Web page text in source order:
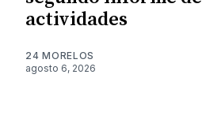
actividades
24 MORELOS
agosto 6, 2026